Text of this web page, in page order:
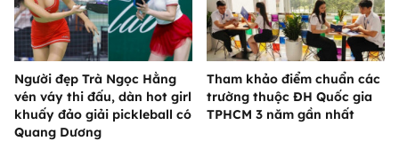
Người đẹp Trà Ngọc Hằng
vén váy thi đấu, dàn hot girl
khuấy đảo giải pickleball có
Quang Dương
Tham khảo điểm chuẩn các
trường thuộc ĐH Quốc gia
TPHCM 3 năm gần nhất